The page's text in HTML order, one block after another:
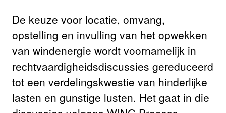
De keuze voor locatie, omvang,
opstelling en invulling van het opwekken
van windenergie wordt voornamelijk in
rechtvaardigheidsdiscussies gereduceerd
tot een verdelingskwestie van hinderlijke
lasten en gunstige lusten. Het gaat in die